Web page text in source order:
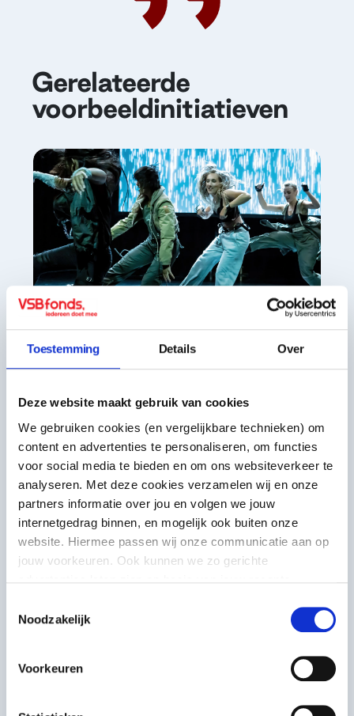
Toestemming Details Over
Deze website maakt gebruik van cookies
We gebruiken cookies (en vergelijkbare technieken) om
content en advertenties te personaliseren, om functies
voor social media te bieden en om ons websiteverkeer te
analyseren. Met deze cookies verzamelen wij en onze
partners informatie over jou en volgen we jouw
internetgedrag binnen, en mogelijk ook buiten onze
website. Hiermee passen wij onze communicatie aan op
jouw voorkeuren. Ook kunnen we zo gerichte
statement. Je kunt je toestemming ook altijd
wijzigen of
Noodzakelijk
Voorkeuren
Gerelateerde
voorbeeldinitiatieven
Dat dove en slechthorende mensen hun
ritmegevoel kunnen laten spreken, op
een flitsende manier, bewijzen de
dansers van 20Hertz Company.
Kunstbeoefening in de vrije tijd